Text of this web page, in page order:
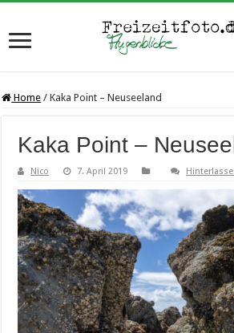
Home / Kaka Point – Neuseeland
Kaka Point –
Nico 7. April 2019